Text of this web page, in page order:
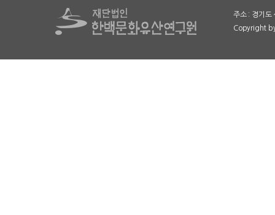
주소 : 경기
Copyright